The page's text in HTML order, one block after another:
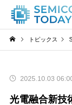
トピックス
2025.10.03
光電融合新技